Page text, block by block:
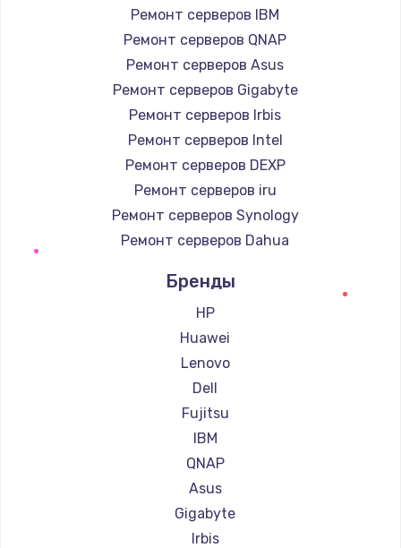
Ремонт серверов IBM
Ремонт серверов QNAP
Ремонт серверов Asus
Ремонт серверов Gigabyte
Ремонт серверов Irbis
Ремонт серверов Intel
Ремонт серверов DEXP
Ремонт серверов iru
Ремонт серверов Synology
Ремонт серверов Dahua
Бренды
HP
Huawei
Lenovo
Dell
Fujitsu
IBM
QNAP
Asus
Gigabyte
Irbis